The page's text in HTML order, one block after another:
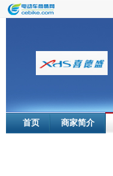
首页 商家简介